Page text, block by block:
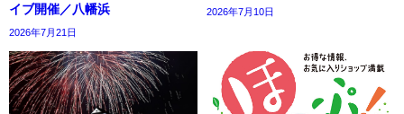
イブ開催／八幡浜
2026年7月21日
2026年7月10日